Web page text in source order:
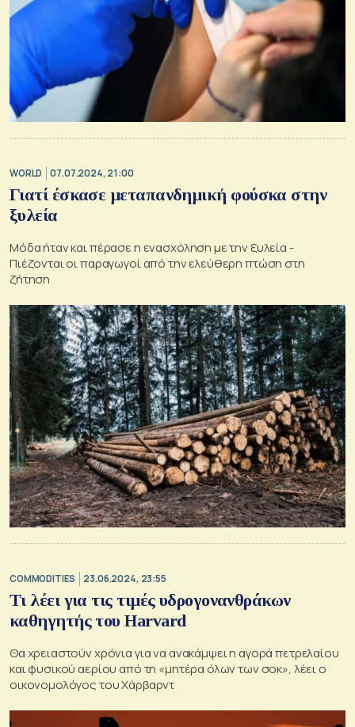
WORLD 07.07.2024, 21:00
Γιατί έσκασε μεταπανδημική φούσκα στην
ξυλεία
Μόδα ήταν και πέρασε η ενασχόληση με την ξυλεία -
Πιέζονται οι παραγωγοί από την ελεύθερη πτώση στη
ζήτηση
COMMODITIES 23.06.2024, 23:55
Τι λέει για τις τιμές υδρογονανθράκων
καθηγητής του Harvard
Θα χρειαστούν χρόνια για να ανακάμψει η αγορά πετρελαίου
και φυσικού αερίου από τη «μητέρα όλων των σοκ», λέει ο
οικονομολόγος του Χάρβαρντ